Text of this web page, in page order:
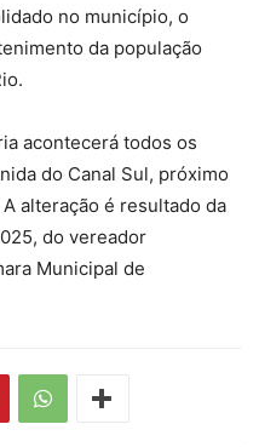
no município, o
da população
acontecerá todos os
do Canal Sul, próximo
alteração é resultado da
do vereador
Municipal de